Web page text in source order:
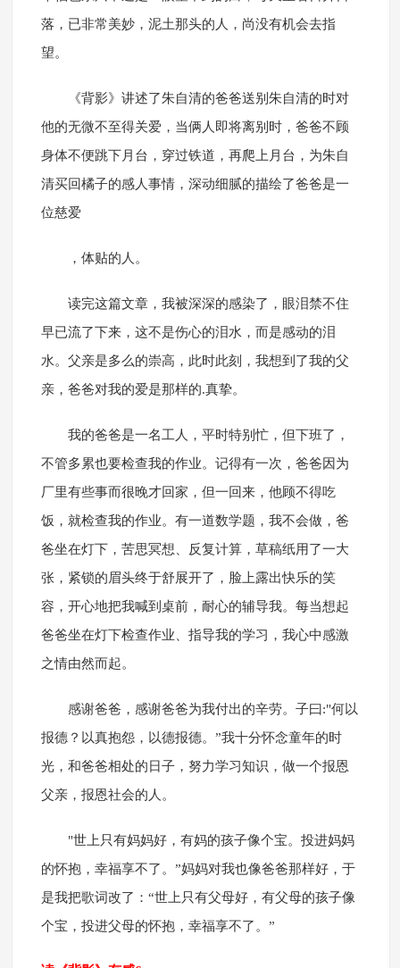
落，已非常美妙，泥土那头的人，尚没有机会去指
望。
《背影》讲述了朱自清的爸爸送别朱自清的时对
他的无微不至得关爱，当俩人即将离别时，爸爸不顾
身体不便跳下月台，穿过铁道，再爬上月台，为朱自
清买回橘子的感人事情，深动细腻的描绘了爸爸是一
位慈爱
，体贴的人。
读完这篇文章，我被深深的感染了，眼泪禁不住
早已流了下来，这不是伤心的泪水，而是感动的泪
水。父亲是多么的崇高，此时此刻，我想到了我的父
亲，爸爸对我的爱是那样的.真挚。
我的爸爸是一名工人，平时特别忙，但下班了，
不管多累也要检查我的作业。记得有一次，爸爸因为
厂里有些事而很晚才回家，但一回来，他顾不得吃
饭，就检查我的作业。有一道数学题，我不会做，爸
爸坐在灯下，苦思冥想、反复计算，草稿纸用了一大
张，紧锁的眉头终于舒展开了，脸上露出快乐的笑
容，开心地把我喊到桌前，耐心的辅导我。每当想起
爸爸坐在灯下检查作业、指导我的学习，我心中感激
之情由然而起。
感谢爸爸，感谢爸爸为我付出的辛劳。子曰:"何以
报德？以真抱怨，以德报德。”我十分怀念童年的时
光，和爸爸相处的日子，努力学习知识，做一个报恩
父亲，报恩社会的人。
"世上只有妈妈好，有妈的孩子像个宝。投进妈妈
的怀抱，幸福享不了。”妈妈对我也像爸爸那样好，于
是我把歌词改了：“世上只有父母好，有父母的孩子像
个宝，投进父母的怀抱，幸福享不了。”